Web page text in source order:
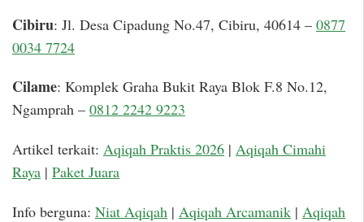
Cibiru: Jl. Desa Cipadung No.47, Cibiru, 40614 – 0877
0034 7724
Cilame: Komplek Graha Bukit Raya Blok F.8 No.12,
Ngamprah – 0812 2242 9223
Artikel terkait: Aqiqah Praktis 2026 | Aqiqah Cimahi
Raya | Paket Juara
Info berguna: Niat Aqiqah | Aqiqah Arcamanik | Aqiqah